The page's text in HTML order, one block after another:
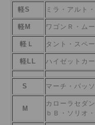
軽S
ミラ・アルト
軽M ワゴンＲ・ム
軽Ｌ タント・スペ
軽LL ハイゼットカ
S マーチ・パッソ
M
カローラセダ
ｂＢ・ソリオ・